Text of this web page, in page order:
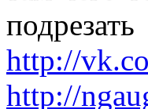
подрезать
http://
http://